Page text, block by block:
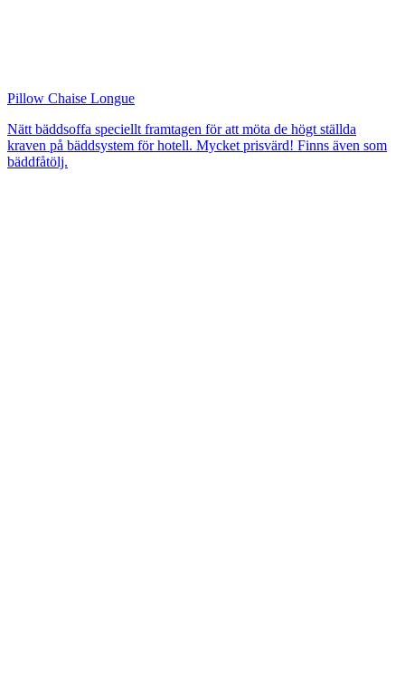
Pillow Chaise Longue
Nätt bäddsoffa speciellt framtagen för att möta de högt ställda
kraven på bäddsystem för hotell. Mycket prisvärd! Finns även som
bäddfåtölj.